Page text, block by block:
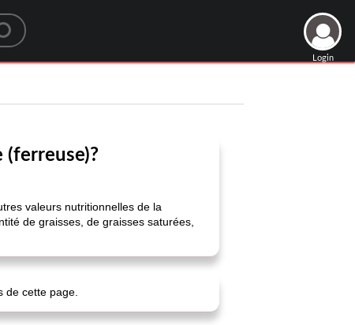
Login
(ferreuse)?
valeurs nutritionnelles de la
de graisses, de graisses saturées,
de cette page.